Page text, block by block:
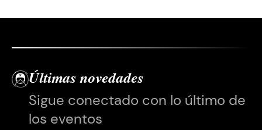
Últimas novedades
Sigue conectado con lo último de
los eventos